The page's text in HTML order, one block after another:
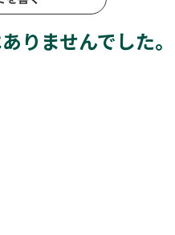
りませんでした。